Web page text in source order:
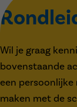
Wil je graag
bovenstaande
een
maken met de